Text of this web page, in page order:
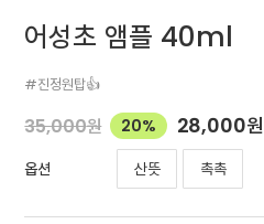
어성초 앰플 40ml
#진정원탑👍
35,000원 20% 28,000원
옵션 산뜻 촉촉